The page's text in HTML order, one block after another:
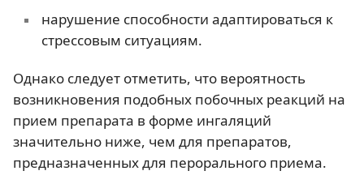
нарушение способности адаптироваться к
стрессовым ситуациям.
Однако следует отметить, что вероятность
возникновения подобных побочных реакций на
прием препарата в форме ингаляций
значительно ниже, чем для препаратов,
предназначенных для перорального приема.